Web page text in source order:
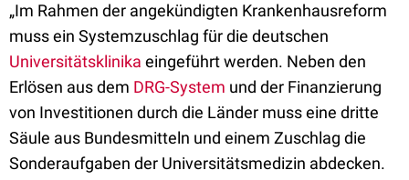
„Im Rahmen der angekündigten Krankenhausreform
muss ein Systemzuschlag für die deutschen
Universitätsklinika eingeführt werden. Neben den
Erlösen aus dem DRG-System und der Finanzierung
von Investitionen durch die Länder muss eine dritte
Säule aus Bundesmitteln und einem Zuschlag die
Sonderaufgaben der Universitätsmedizin abdecken.